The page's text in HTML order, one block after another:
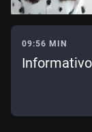
09:56 MIN